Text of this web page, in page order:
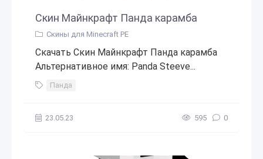
Скин Майнкрафт Панда карамба
Скины для Minecraft PE
Скачать Скин Майнкрафт Панда карамба
Альтернативное имя: Panda Steeve...
Панда
23.05.23 595 0